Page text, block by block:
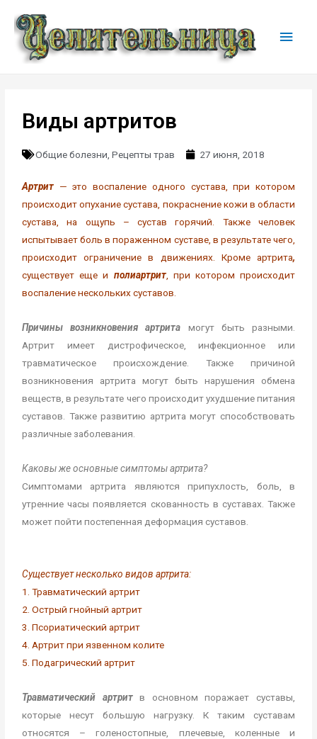
Виды артритов
Общие болезни ,Рецепты трав 27 июня, 2018
Артрит — это воспаление одного сустава, при котором
происходит опухание сустава, покраснение кожи в области
сустава, на ощупь – сустав горячий. Также человек
испытывает боль в пораженном суставе, в результате чего,
происходит ограничение в движениях. Кроме артрита,
существует еще и полиартрит, при котором происходит
воспаление нескольких суставов.
Причины возникновения артрита могут быть разными.
Артрит имеет дистрофическое, инфекционное или
травматическое происхождение. Также причиной
возникновения артрита могут быть нарушения обмена
веществ, в результате чего происходит ухудшение питания
суставов. Также развитию артрита могут способствовать
различные заболевания.
Каковы же основные симптомы артрита?
Симптомами артрита являются припухлость, боль, в
утренние часы появляется скованность в суставах. Также
может пойти постепенная деформация суставов.
Существует несколько видов артрита:
1. Травматический артрит
2. Острый гнойный артрит
3. Псориатический артрит
4. Артрит при язвенном колите
5. Подагрический артрит
Травматический артритв основном поражает суставы,
которые несут большую нагрузку. К таким суставам
относятся – голеностопные, плечевые, коленные и